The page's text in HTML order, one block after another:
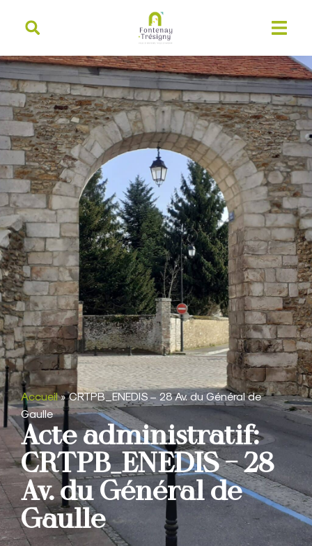
principal
Accueil»CRTPB_ENEDIS – 28 Av. du Général de
Gaulle
Acte administratif:
CRTPB_ENEDIS – 28
Av. du Général de
Gaulle